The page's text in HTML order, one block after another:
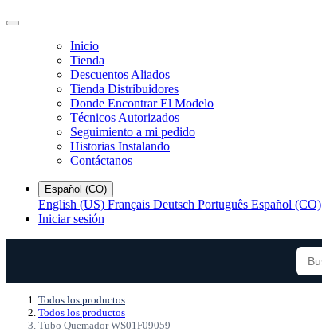
Inicio
Tienda
Descuentos Aliados
Tienda Distribuidores
Donde Encontrar El Modelo
Técnicos Autorizados
Seguimiento a mi pedido
Historias Instalando
Contáctanos
Español (CO)
English (US) Français Deutsch Português Español (CO)
Iniciar sesión
Todos los productos
Todos los productos
Tubo Quemador WS01F09059